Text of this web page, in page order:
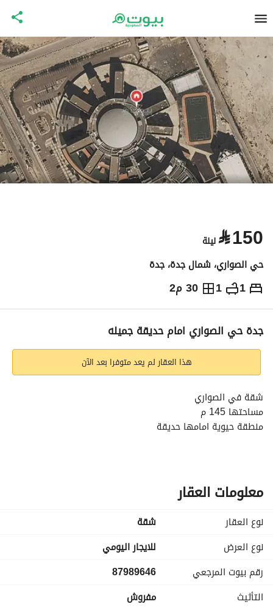
⃁150 ليلة
حي الصواري، شمال جدة، جدة
1
1 30 م2 ⃁
150يومياً
السياحة الاماكن القريبة
جدة حي الصواري امام حديقة جميله
هذا العقار لم يعد متوفرا بعد الآن
شقة في الصواري
مساحتها 145 م
منطقة حيوية امامها حديقة
معلومات العقار
نوع العقار
شقة
نوع العرض
للايجار اليومي
رقم بيوت المرجعي
87989646
التأثيث
مفروش